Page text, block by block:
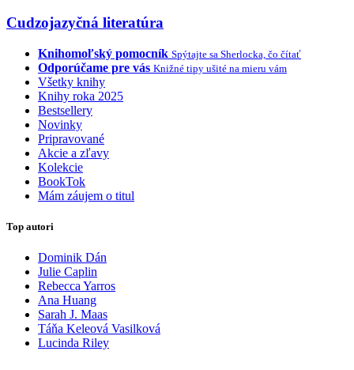
Cudzojazyčná literatúra
Knihomoľský pomocník Spýtajte sa Sherlocka, čo čítať
Odporúčame pre vás Knižné tipy ušité na mieru vám
Všetky knihy
Knihy roka 2025
Bestsellery
Novinky
Pripravované
Akcie a zľavy
Kolekcie
BookTok
Mám záujem o titul
Top autori
Dominik Dán
Julie Caplin
Rebecca Yarros
Ana Huang
Sarah J. Maas
Táňa Keleová Vasilková
Lucinda Riley